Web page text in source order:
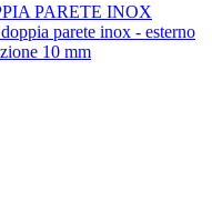
PARETE INOX
parete inox - esterno
10 mm